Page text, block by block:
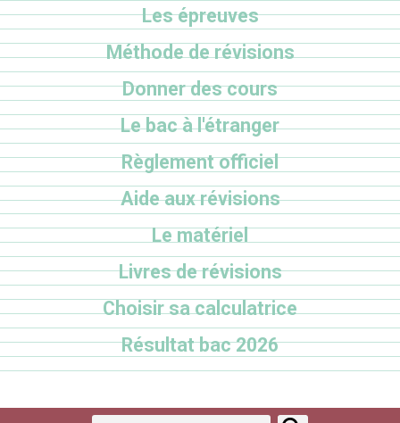
Les épreuves
Méthode de révisions
Donner des cours
Le bac à l'étranger
Règlement officiel
Aide aux révisions
Le matériel
Livres de révisions
Choisir sa calculatrice
Résultat bac 2026